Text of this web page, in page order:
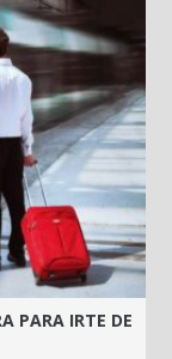
PARA IRTE DE